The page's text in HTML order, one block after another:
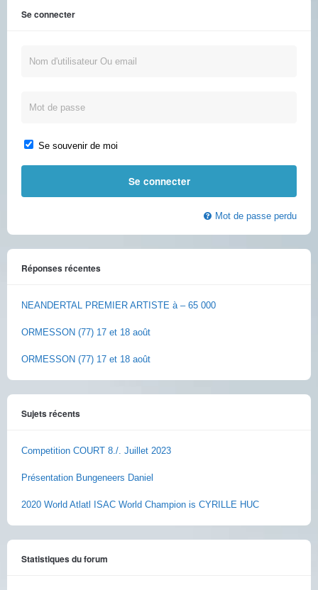
Se connecter
Se souvenir de moi
Mot de passe perdu
Réponses récentes
NEANDERTAL PREMIER ARTISTE à – 65 000
ORMESSON (77) 17 et 18 août
ORMESSON (77) 17 et 18 août
Sujets récents
Competition COURT 8./. Juillet 2023
Présentation Bungeneers Daniel
2020 World Atlatl ISAC World Champion is CYRILLE HUC
Statistiques du forum